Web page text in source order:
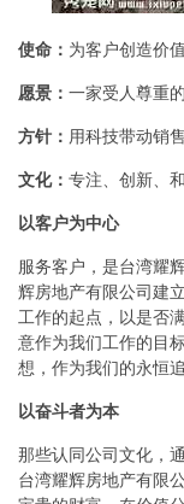
使命： 为客户创造价
愿景： 一家受人尊重
方针： 用科技带动销售
文化： 专注、创新、
以客户为中心
服务客户，是台湾耀
辉房地产有限公司建
工作的起点，以是否
意作为我们工作的目
想，作为我们的永恒追
以奋斗者为本
那些认同公司文化，
台湾耀辉房地产有限